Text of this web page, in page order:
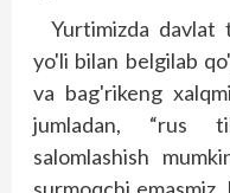
Yurtimizda
yo'li bilan belgilab
va bag'rikeng
jumladan, “rus
salomlashish